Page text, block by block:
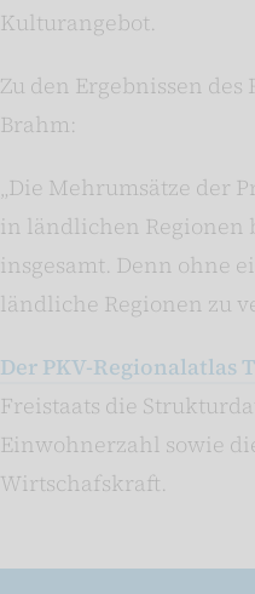
Kulturangebot.
Zu den Ergebnissen
Brahm:
„Die Mehrumsätze der
in ländlichen Regionen
insgesamt. Denn ohne
ländliche Regionen zu
Der PKV-Regionalatlas
Freistaats die
Einwohnerzahl sowie
Wirtschafskraft.